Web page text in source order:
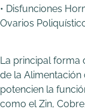
• Disfunciones
Ovarios
La principal forma
de la Alimentación
potencien la
como el Zin,